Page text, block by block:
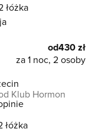
łóżka
od430 zł
za 1 noc, 2 osoby
Klub Hormon
łóżka